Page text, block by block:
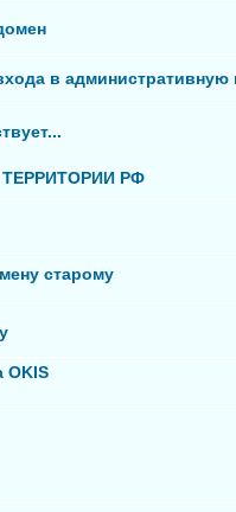
в административную
РФ
старому
OKIS